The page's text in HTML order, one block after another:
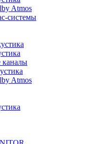
Atmos
системы
каналы
Atmos